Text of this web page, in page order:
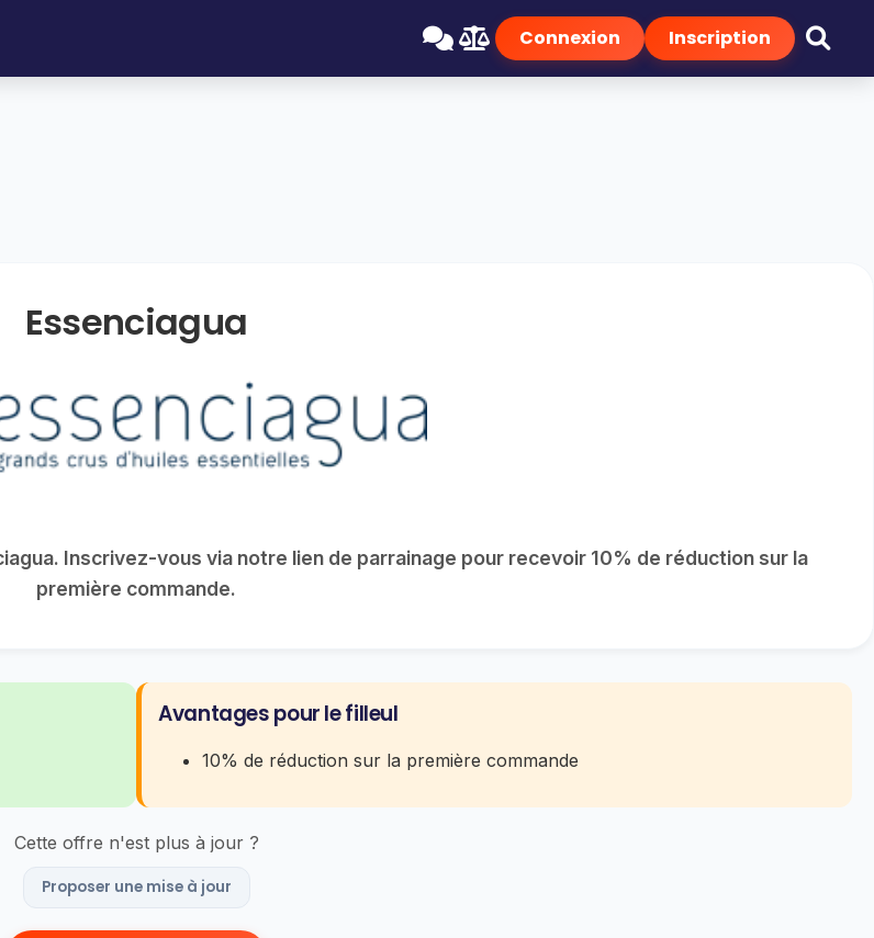
Connexion Inscription
Essenciagua
Inscrivez-vous via notre lien de parrainage pour recevoir 10% de réduction sur la
première commande.
Avantages pour le filleul
10% de réduction sur la première commande
Cette offre n'est plus à jour ?
Proposer une mise à jour